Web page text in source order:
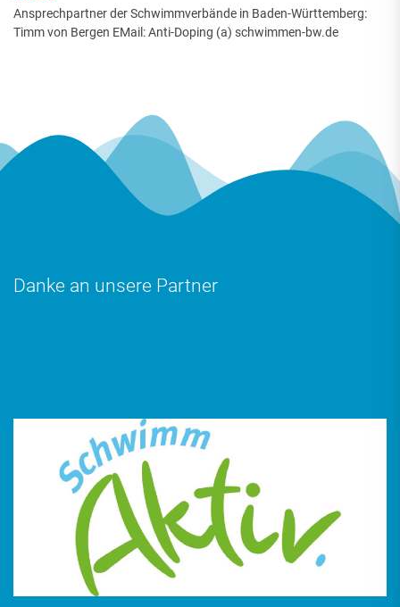
Ansprechpartner der Schwimmverbände in Baden-Württemberg:
Timm von Bergen EMail: Anti-Doping (a) schwimmen-bw.de
Danke an unsere Partner